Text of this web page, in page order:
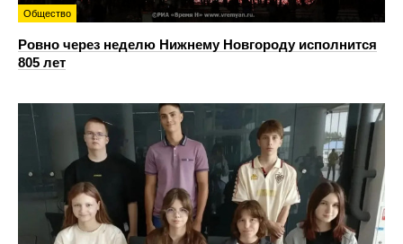
Общество
Ровно через неделю Нижнему Новгороду исполнится
805 лет